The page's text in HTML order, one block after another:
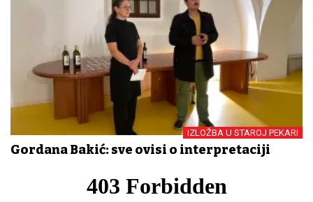
IZLOŽBA U STAROJ PEKARI
Gordana Bakić: sve ovisi o interpretaciji